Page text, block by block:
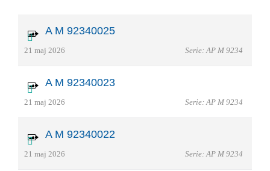
A M 92340025
21 maj 2026 Serie: AP M 9234
A M 92340023
21 maj 2026 Serie: AP M 9234
A M 92340022
21 maj 2026 Serie: AP M 9234